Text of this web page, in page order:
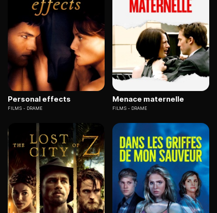
Personal effects
FILMS DRAME
Menace maternelle
FILMS DRAME